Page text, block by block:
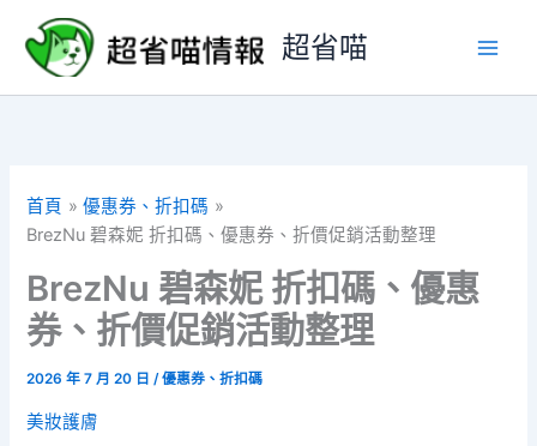
要
超省喵
首頁
優惠券、折扣碼
BrezNu 碧森妮 折扣碼、優惠券、折價促銷活動整理
BrezNu 碧森妮 折扣碼、優惠
券、折價促銷活動整理
2026 年 7 月 20 日/優惠券、折扣碼
美妝護膚